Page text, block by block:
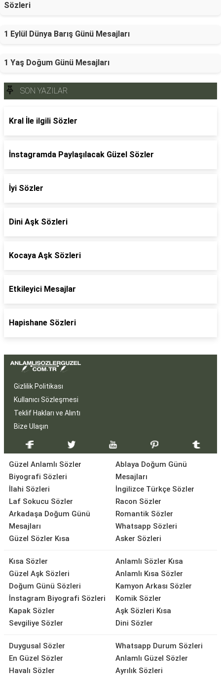
Sözleri
1 Eylül Dünya Barış Günü Mesajları
1 Yaş Doğum Günü Mesajları
SON YAZILAR
Kral İle ilgili Sözler
İnstagramda Paylaşılacak Güzel Sözler
İyi Sözler
Dini Aşk Sözleri
Kocaya Aşk Sözleri
Etkileyici Mesajlar
Hapishane Sözleri
Gizlilik Politikası
Kullanıcı Sözleşmesi
Teklif Hakları ve Alıntı
Bize Ulaşın
Güzel Anlamlı Sözler
Biyografi Sözleri
İlahi Sözleri
Laf Sokucu Sözler
Arkadaşa Doğum Günü
Mesajları
Güzel Sözler Kısa
Ablaya Doğum Günü
Mesajları
İngilizce Türkçe Sözler
Racon Sözler
Romantik Sözler
Whatsapp Sözleri
Asker Sözleri
Kısa Sözler
Güzel Aşk Sözleri
Doğum Günü Sözleri
İnstagram Biyografi Sözleri
Kapak Sözler
Sevgiliye Sözler
Anlamlı Sözler Kısa
Anlamlı Kısa Sözler
Kamyon Arkası Sözler
Komik Sözler
Aşk Sözleri Kısa
Dini Sözler
Duygusal Sözler
En Güzel Sözler
Havalı Sözler
Whatsapp Durum Sözleri
Anlamlı Güzel Sözler
Ayrılık Sözleri